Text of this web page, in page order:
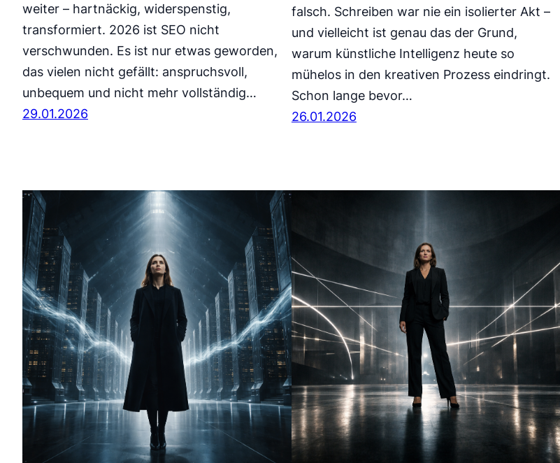
weiter – hartnäckig, widerspenstig,
transformiert. 2026 ist SEO nicht
verschwunden. Es ist nur etwas geworden,
das vielen nicht gefällt: anspruchsvoll,
unbequem und nicht mehr vollständig…
29.01.2026
falsch. Schreiben war nie ein isolierter Akt –
und vielleicht ist genau das der Grund,
warum künstliche Intelligenz heute so
mühelos in den kreativen Prozess eindringt.
Schon lange bevor…
26.01.2026